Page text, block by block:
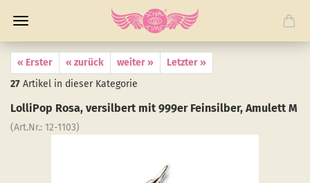
« Erster « zurück weiter »
Letzter »
27 Artikel in dieser Kategorie
Lol­li­Pop Rosa, ver­sil­bert mit 999er Fein­sil­ber, Amu­lett M
(Art.Nr.: 12-​1103)